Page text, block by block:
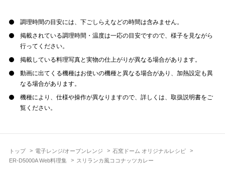
トップ 電子レンジ/オーブンレンジ
石窯ドーム オリジナルレシピ
ER-D5000A Web料理集
スリランカ風ココナッツカレー
調理時間の目安には、下ごしらえなどの時間は含みません。
掲載されている調理時間・温度は一応の目安ですので、様子を見ながら
行ってください。
掲載している料理写真と実物の仕上がりが異なる場合があります。
動画に出てくる機種はお使いの機種と異なる場合があり、加熱設定も異
なる場合があります。
機種により、仕様や操作が異なりますので、詳しくは、取扱説明書をご
覧ください。